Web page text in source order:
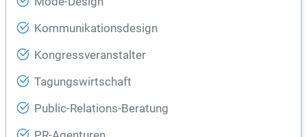
Kommunikationsdesign
Kongressveranstalter
Tagungswirtschaft
Public-Relations-Beratung